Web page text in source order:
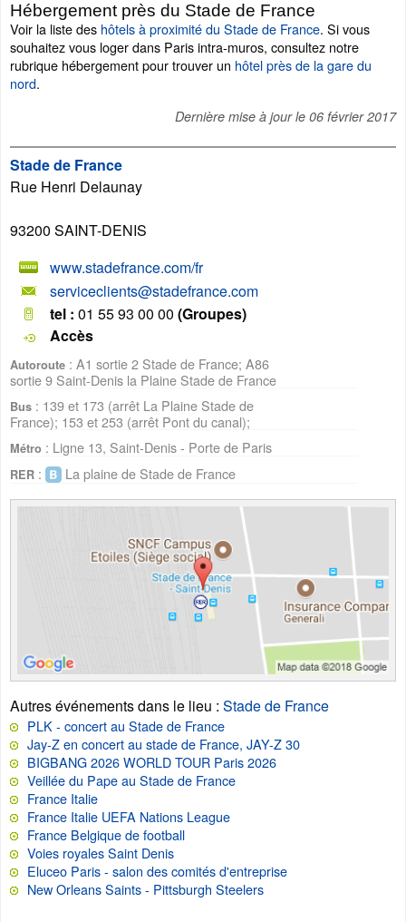
Hébergement près du Stade de France
Voir la liste des hôtels à proximité du Stade de France. Si vous
souhaitez vous loger dans Paris intra-muros, consultez notre
rubrique hébergement pour trouver un hôtel près de la gare du
nord.
Dernière mise à jour le 06 février 2017
Stade de France
Rue Henri Delaunay
93200 SAINT-DENIS
www.stadefrance.com/fr
serviceclients@stadefrance.com
tel : 01 55 93 00 00 (Groupes)
Accès
Autoroute : A1 sortie 2 Stade de France; A86
sortie 9 Saint-Denis la Plaine Stade de France
Bus : 139 et 173 (arrêt La Plaine Stade de
France); 153 et 253 (arrêt Pont du canal);
Métro : Ligne 13, Saint-Denis - Porte de Paris
RER : La plaine de Stade de France
Autres événements dans le lieu : Stade de France
PLK - concert au Stade de France
Jay-Z en concert au stade de France, JAY-Z 30
BIGBANG 2026 WORLD TOUR Paris 2026
Veillée du Pape au Stade de France
France Italie
France Italie UEFA Nations League
France Belgique de football
Voies royales Saint Denis
Eluceo Paris - salon des comités d'entreprise
New Orleans Saints - Pittsburgh Steelers